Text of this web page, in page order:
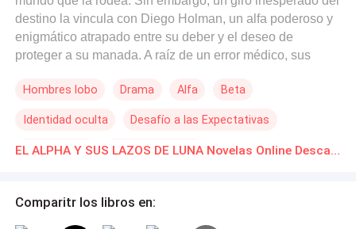
destino la vincula con Diego Holman, un alfa poderoso y
enigmático atrapado entre su deber y el deseo de
proteger a su manada. A raíz de un error médico, sus
exponiéndolos a secretos ocultos, enemigos
Mientras Emma descubre la magnitud de su verdadera
esencia, Diego debe enfrentarse a la lucha interna entre
parece escrito con sangre y luna llena. ¿Podrá el amor
Hombres lobo Drama Alfa Beta
Identidad oculta Desafío a las Expectativas
Primer Amor Universo Alterno EL ALPHA Y SUS LAZOS DE LUNA Novelas Online Descarga gratuita de PDF
Comparitr los libros en: